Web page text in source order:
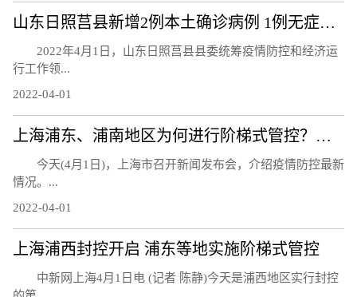
山东日照莒县新增2例本土确诊病例 1例无症状感染者
2022年4月1日，山东日照莒县县委统筹疫情防控和经济运
行工作领...
2022-04-01
上海浦东、浦南地区为何进行阶梯式管控？如何划分封控、管控、防范区？
今天(4月1日)，上海市召开新闻发布会，介绍疫情防控最新
情况。...
2022-04-01
上海浦西封控开启 浦东等地实施阶梯式管控
中新网上海4月1日电 (记者 陈静)今天是浦西地区实行封控